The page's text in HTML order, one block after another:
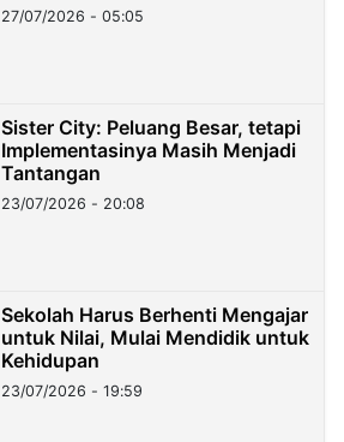
27/07/2026 - 05:05
Sister City: Peluang Besar, tetapi
Implementasinya Masih Menjadi
Tantangan
23/07/2026 - 20:08
Sekolah Harus Berhenti Mengajar
untuk Nilai, Mulai Mendidik untuk
Kehidupan
23/07/2026 - 19:59